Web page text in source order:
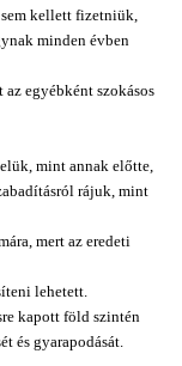
kellett fizetniük,
minden évben
egyébként szokásos
mint annak előtte,
rájuk, mint
mert az eredeti
lehetett.
kapott föld szintén
és gyarapodását.